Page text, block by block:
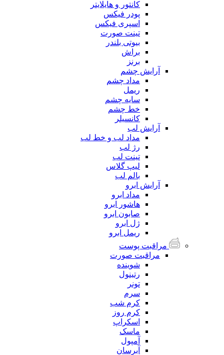
کانتور و هایلایتر
پودر فیکس
اسپری فیکس
تینت صورت
بیوتی بلندر
براش
برنز
آرایش چشم
مداد چشم
ریمل
سایه چشم
خط چشم
کانسیلر
آرایش لب
مداد لب و خط لب
رژ لب
تینت لب
لیپ گلاس
بالم لب
آرایش ابرو
مداد ابرو
هاشور ابرو
صابون ابرو
ژل ابرو
ریمل ابرو
مراقبت پوست
مراقبت صورت
شوینده
رتینول
تونر
سرم
کرم شب
کرم روز
اسکراپ
ماسک
آمپول
آبرسان